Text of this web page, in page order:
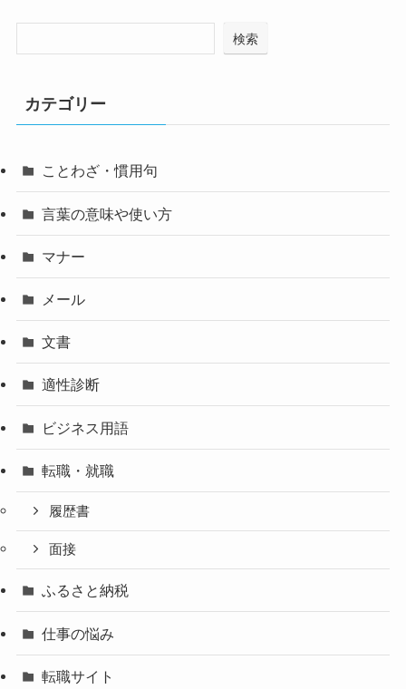
検索
カテゴリー
ことわざ・慣用句
言葉の意味や使い方
マナー
メール
文書
適性診断
ビジネス用語
転職・就職
履歴書
面接
ふるさと納税
仕事の悩み
転職サイト